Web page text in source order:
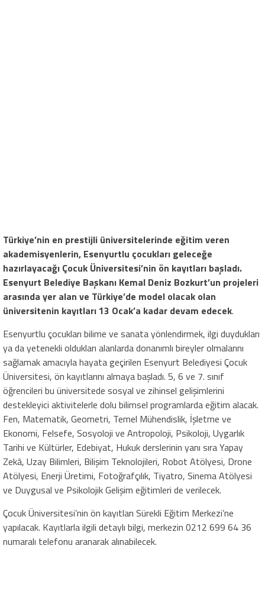
Türkiye’nin en prestijli üniversitelerinde eğitim veren
akademisyenlerin, Esenyurtlu çocukları geleceğe
hazırlayacağı Çocuk Üniversitesi’nin ön kayıtları başladı.
Esenyurt Belediye Başkanı Kemal Deniz Bozkurt’un projeleri
arasında yer alan ve Türkiye’de model olacak olan
üniversitenin kayıtları 13 Ocak’a kadar devam edecek.
Esenyurtlu çocukları bilime ve sanata yönlendirmek, ilgi duydukları
ya da yetenekli oldukları alanlarda donanımlı bireyler olmalarını
sağlamak amacıyla hayata geçirilen Esenyurt Belediyesi Çocuk
Üniversitesi, ön kayıtlarını almaya başladı. 5, 6 ve 7. sınıf
öğrencileri bu üniversitede sosyal ve zihinsel gelişimlerini
destekleyici aktivitelerle dolu bilimsel programlarda eğitim alacak.
Fen, Matematik, Geometri, Temel Mühendislik, İşletme ve
Ekonomi, Felsefe, Sosyoloji ve Antropoloji, Psikoloji, Uygarlık
Tarihi ve Kültürler, Edebiyat, Hukuk derslerinin yanı sıra Yapay
Zekâ, Uzay Bilimleri, Bilişim Teknolojileri, Robot Atölyesi, Drone
Atölyesi, Enerji Üretimi, Fotoğrafçılık, Tiyatro, Sinema Atölyesi
ve Duygusal ve Psikolojik Gelişim eğitimleri de verilecek.
Çocuk Üniversitesi’nin ön kayıtları Sürekli Eğitim Merkezi’ne
yapılacak. Kayıtlarla ilgili detaylı bilgi, merkezin 0212 699 64 36
numaralı telefonu aranarak alınabilecek.